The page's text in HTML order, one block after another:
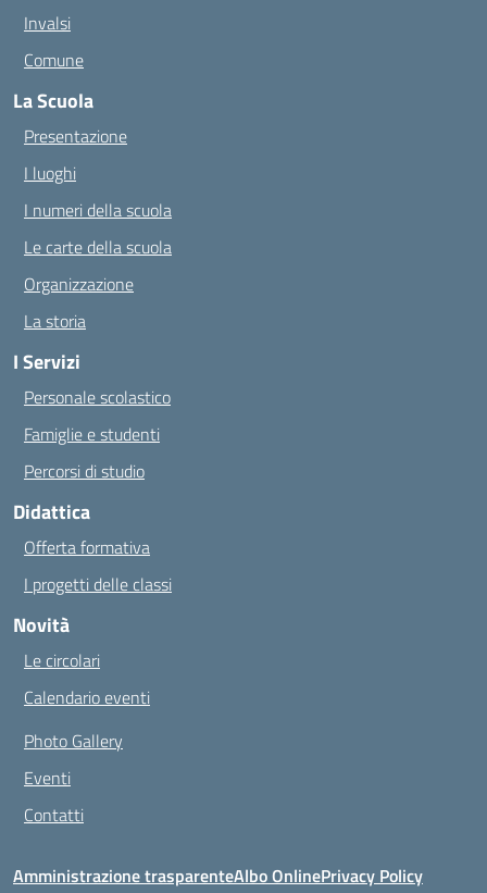
Invalsi
Comune
La Scuola
Presentazione
I luoghi
I numeri della scuola
Le carte della scuola
Organizzazione
La storia
I Servizi
Personale scolastico
Famiglie e studenti
Percorsi di studio
Didattica
Offerta formativa
I progetti delle classi
Novità
Le circolari
Calendario eventi
Photo Gallery
Eventi
Contatti
Amministrazione trasparenteAlbo OnlinePrivacy Policy